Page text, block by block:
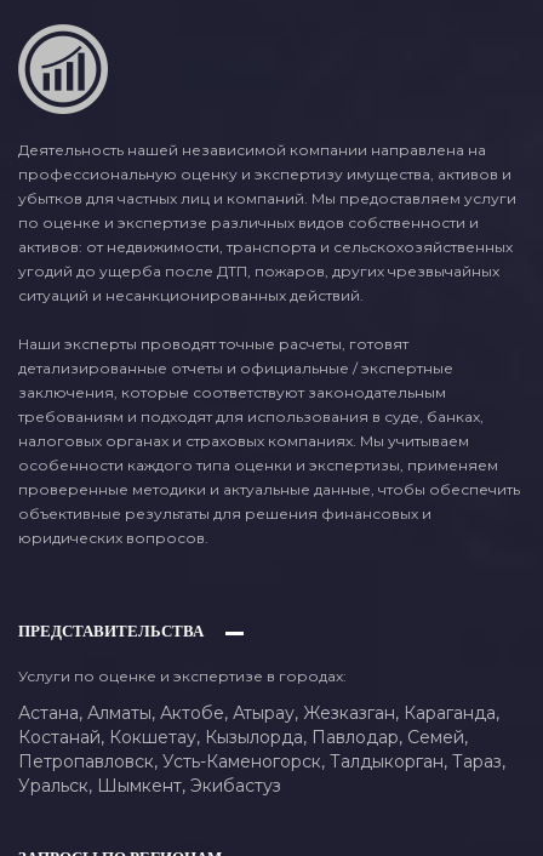
Деятельность нашей независимой компании направлена на
профессиональную оценку и экспертизу имущества, активов и
убытков для частных лиц и компаний. Мы предоставляем услуги
по оценке и экспертизе различных видов собственности и
активов: от недвижимости, транспорта и сельскохозяйственных
угодий до ущерба после ДТП, пожаров, других чрезвычайных
ситуаций и несанкционированных действий.
Наши эксперты проводят точные расчеты, готовят
детализированные отчеты и официальные / экспертные
заключения, которые соответствуют законодательным
требованиям и подходят для использования в суде, банках,
налоговых органах и страховых компаниях. Мы учитываем
особенности каждого типа оценки и экспертизы, применяем
проверенные методики и актуальные данные, чтобы обеспечить
объективные результаты для решения финансовых и
юридических вопросов.
ПРЕДСТАВИТЕЛЬСТВА
Услуги по оценке и экспертизе в городах:
Астана, Алматы, Актобе, Атырау, Жезказган, Караганда,
Костанай, Кокшетау, Кызылорда, Павлодар, Семей,
Петропавловск, Усть-Каменогорск, Талдыкорган, Тараз,
Уральск, Шымкент, Экибастуз